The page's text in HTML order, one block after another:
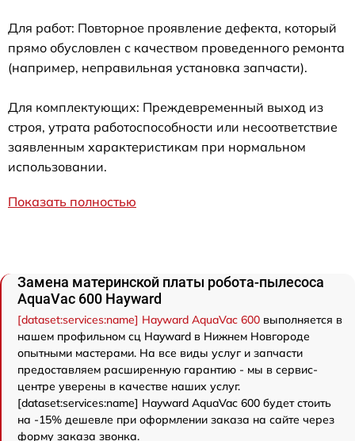
Для работ: Повторное проявление дефекта, который
прямо обусловлен с качеством проведенного ремонта
(например, неправильная установка запчасти).
Для комплектующих: Преждевременный выход из
строя, утрата работоспособности или несоответствие
заявленным характеристикам при нормальном
использовании.
Показать полностью
Замена материнской платы робота-пылесоса
AquaVac 600 Hayward
[dataset:services:name] Hayward AquaVac 600 выполняется в
нашем профильном сц Hayward в Нижнем Новгороде
опытными мастерами. На все виды услуг и запчасти
предоставляем расширенную гарантию - мы в сервис-
центре уверены в качестве наших услуг.
[dataset:services:name] Hayward AquaVac 600 будет стоить
на -15% дешевле при оформлении заказа на сайте через
форму заказа звонка.